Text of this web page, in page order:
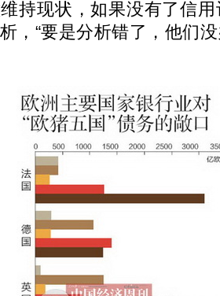
持现状，如果没有了信
，“要是分析错了，他们